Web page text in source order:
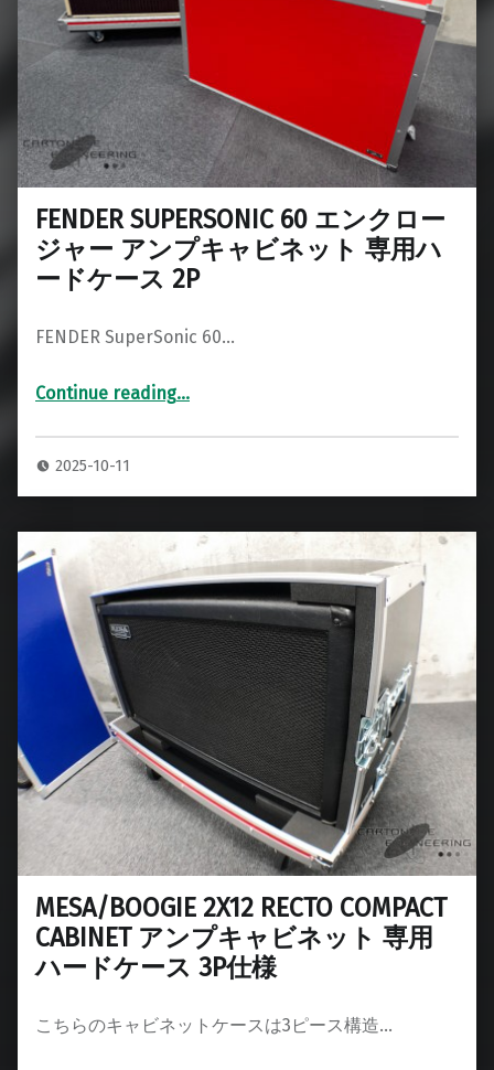
FENDER SUPERSONIC 60 エンクロー
ジャー アンプキャビネット 専用ハ
ードケース 2P
FENDER SuperSonic 60…
Continue reading
“FENDER SUPERSONIC 60 エンクロージャー アンプキャビネット 専用ハードケース 2P”
…
2025-10-11
MESA/BOOGIE 2X12 RECTO COMPACT
CABINET アンプキャビネット 専用
ハードケース 3P仕様
こちらのキャビネットケースは3ピース構造…